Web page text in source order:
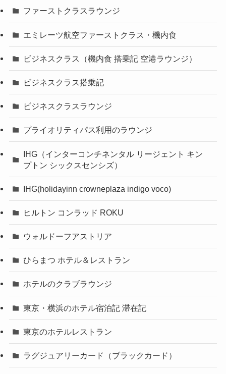
ファーストクラスラウンジ
エミレーツ航空ファーストクラス・機内食
ビジネスクラス（機内食 搭乗記 空港ラウンジ）
ビジネスクラス搭乗記
ビジネスクラスラウンジ
プライオリティパス利用のラウンジ
IHG（インターコンチネンタル リージェント キン
プトン シックスセンシズ）
IHG(holidayinn crowneplaza indigo voco)
ヒルトン コンラッド ROKU
ウォルドーフアストリア
ひらまつ ホテル＆レストラン
ホテルのクラブラウンジ
東京・横浜のホテル宿泊記 滞在記
東京のホテルレストラン
ラグジュアリーカード（ブラックカード）